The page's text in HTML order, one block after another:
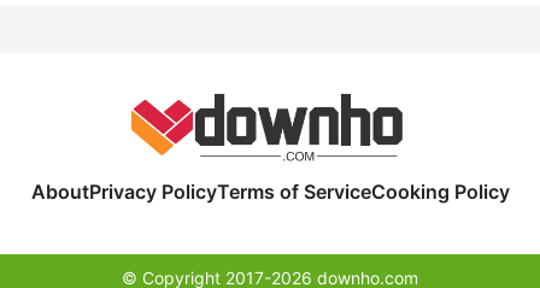
AboutPrivacy PolicyTerms of ServiceCooking Policy
© Copyright 2017-2026 downho.com